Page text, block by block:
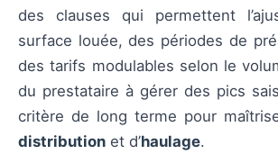
des clauses qui permettent
surface louée, des périodes de
des tarifs modulables selon le
du prestataire à gérer des pics
critère de long terme pour
distribution et d’haulage.